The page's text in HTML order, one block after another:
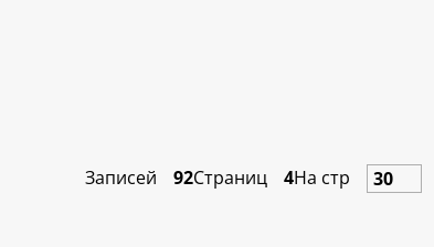
Записей 92Страниц 4На стр